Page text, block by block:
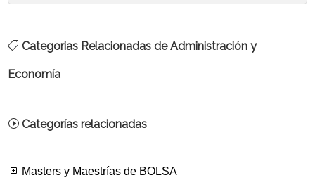
Categorias Relacionadas de Administración y
Economía
Categorías relacionadas
Masters y Maestrías de BOLSA